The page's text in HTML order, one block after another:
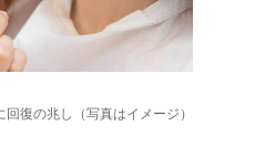
復の兆し（写真はイメージ）